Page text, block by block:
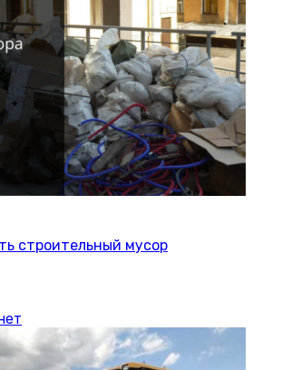
строительный мусор